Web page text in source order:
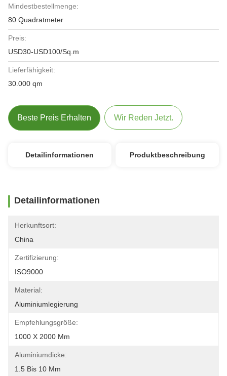
Mindestbestellmenge:
80 Quadratmeter
Preis:
USD30-USD100/Sq.m
Lieferfähigkeit:
30.000 qm
Beste Preis Erhalten Wir Reden Jetzt.
Detailinformationen Produktbeschreibung
Detailinformationen
Herkunftsort:
China
Zertifizierung:
ISO9000
Material:
Aluminiumlegierung
Empfehlungsgröße:
1000 X 2000 Mm
Aluminiumdicke:
1.5 Bis 10 Mm